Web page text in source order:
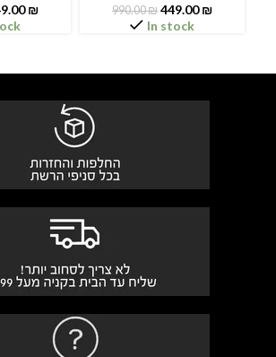
₪
990.00₪ 449.00₪
In stock